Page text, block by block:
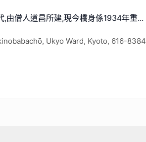
由僧人道昌所建,現今橋身係1934年重...
Ukyo Ward, Kyoto, 616-8384